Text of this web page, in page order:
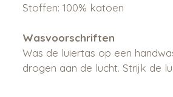
Stoffen: 100% katoen
Wasvoorschriften
Was de luiertas op een
drogen aan de lucht. Strijk de